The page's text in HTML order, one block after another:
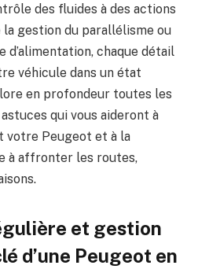
des fluides à des actions
gestion du parallélisme ou
d’alimentation, chaque détail
véhicule dans un état
en profondeur toutes les
qui vous aideront à
Peugeot et à la
à affronter les routes,
et gestion
d’une Peugeot en